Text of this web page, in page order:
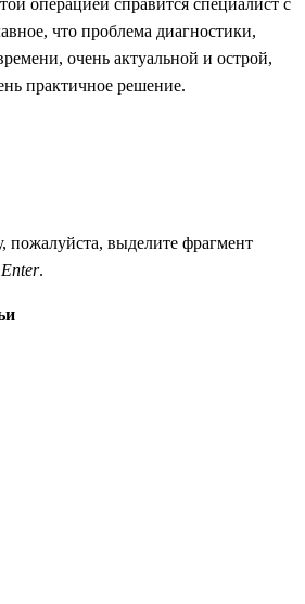
операцией справится специалист с
что проблема диагностики,
очень актуальной и острой,
практичное решение.
выделите фрагмент
.